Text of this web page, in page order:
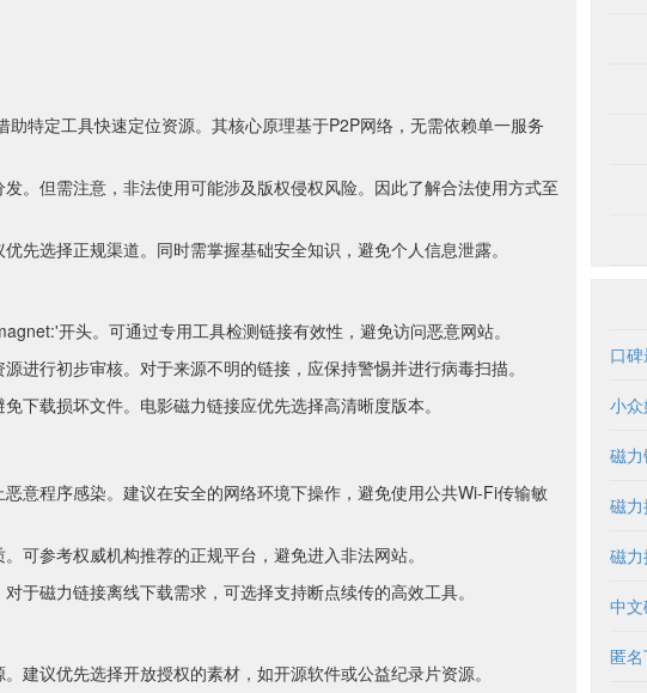
特定工具快速定位资源。其核心原理基于P2P网络，无需依赖单一服务
。但需注意，非法使用可能涉及版权侵权风险。因此了解合法使用方式至
先选择正规渠道。同时需掌握基础安全知识，避免个人信息泄露。
开头。可通过专用工具检测链接有效性，避免访问恶意网站。
进行初步审核。对于来源不明的链接，应保持警惕并进行病毒扫描。
下载损坏文件。电影磁力链接应优先选择高清晰度版本。
意程序感染。建议在安全的网络环境下操作，避免使用公共Wi-Fi传输敏
可参考权威机构推荐的正规平台，避免进入非法网站。
于磁力链接离线下载需求，可选择支持断点续传的高效工具。
建议优先选择开放授权的素材，如开源软件或公益纪录片资源。